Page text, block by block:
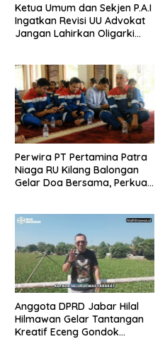
Ketua Umum dan Sekjen P.A.I
Ingatkan Revisi UU Advokat
Jangan Lahirkan Oligarki
Perwira PT Pertamina Patra
Niaga RU Kilang Balongan
Gelar Doa Bersama, Perkuat
Anggota DPRD Jabar Hilal
Hilmawan Gelar Tantangan
Kreatif Eceng Gondok